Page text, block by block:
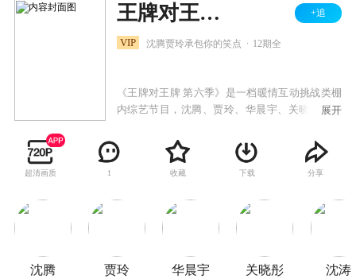
王牌对王牌 第六季 +追
VIP 沈腾贾玲承包你的笑点 12期全
《王牌对王牌 第六季》是一档暖情互动挑战类棚
内综艺节目，沈腾、贾玲、华晨宇、关晓彤组成
定MC“王牌家族”队与攻擂嘉宾队展开PK，通过才
艺比拼、游戏竞技，决出王牌中的王牌。
展开
超清画质 1 收藏 下载 分享
沈腾 贾玲 华晨宇 关晓彤 沈涛